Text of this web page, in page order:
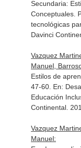
Secundaria:
Conceptuales.
tecnológicas
Davinci
Vazquez
Manuel,
Estilos de
47-60. En:
Educación
Continental.
Vazquez
Manuel: